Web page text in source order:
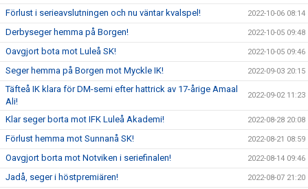
Förlust i serieavslutningen och nu väntar kvalspel! 2022-10-06 08:14
Derbyseger hemma på Borgen! 2022-10-05 09:48
Oavgjort bota mot Luleå SK! 2022-10-05 09:46
Seger hemma på Borgen mot Myckle IK! 2022-09-03 20:15
Täfteå IK klara för DM-semi efter hattrick av 17-årige Amaal
Ali!
2022-09-02 11:23
Klar seger borta mot IFK Luleå Akademi! 2022-08-28 20:08
Förlust hemma mot Sunnanå SK! 2022-08-21 08:59
Oavgjort borta mot Notviken i seriefinalen! 2022-08-14 09:46
Jadå, seger i höstpremiären! 2022-08-07 21:20